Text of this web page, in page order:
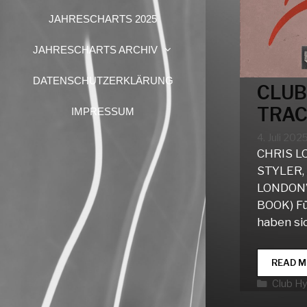
JAHRESCHARTS 2025
JAHRESCHARTS ARCHIV
DATENSCHUTZERKLÄRUNG
IMPRESSUM
CHRIS
BOOK)
haben
READ
Club